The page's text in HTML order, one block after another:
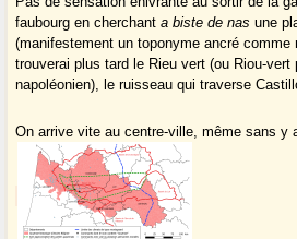
faubourg en cherchanta biste de nas une
(manifestement un toponyme ancré
trouverai plus tard le Rieu vert (ou Riou-vert
napoléonien), le ruisseau qui traverse
On arrive vite au centre-ville, même sans y